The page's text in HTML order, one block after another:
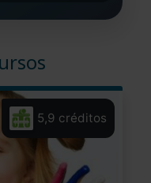
5,9 créditos